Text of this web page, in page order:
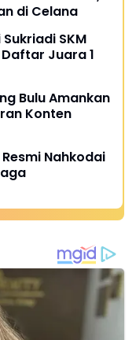
di Celana
SKM
Juara 1
Bulu Amankan
Konten
Nahkodai